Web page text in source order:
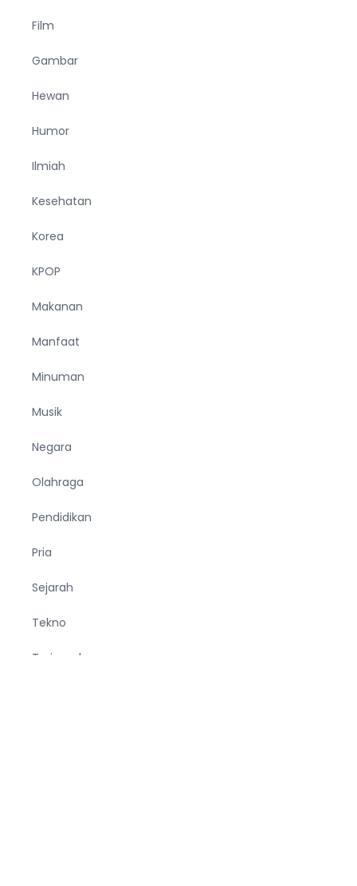
Film
Gambar
Hewan
Humor
Ilmiah
Kesehatan
Korea
KPOP
Makanan
Manfaat
Minuman
Musik
Negara
Olahraga
Pendidikan
Pria
Sejarah
Tekno
Terjemahan